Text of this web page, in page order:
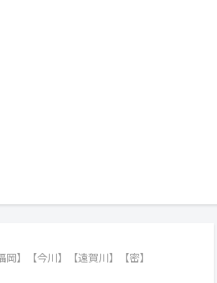
】【今川】【遠賀川】【密】